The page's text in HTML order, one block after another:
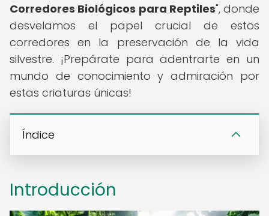
Corredores Biológicos para Reptiles", donde
desvelamos el papel crucial de estos
corredores en la preservación de la vida
silvestre. ¡Prepárate para adentrarte en un
mundo de conocimiento y admiración por
estas criaturas únicas!
Índice
Introducción